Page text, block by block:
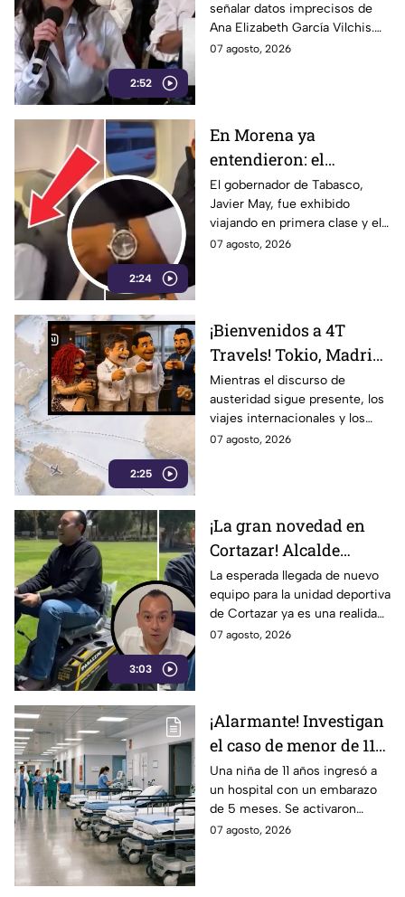
2:52
Reuters respalda a TV
Azteca
señalar datos imprecisos de
Ana Elizabeth García Vilchis.
Estudio de Reuters coloca a
07 agosto, 2026
2:24
En Morena ya
entendieron: el
problema no es viajar
en primera clase… ¡es
que te graben!
El gobernador de Tabasco,
Javier May, fue exhibido
viajando en primera clase y el
tema llegó hasta la dirigencia
07 agosto, 2026
2:25
¡Bienvenidos a 4T
Travels! Tokio, Madrid,
París y vuelos de lujo…
la austeridad puede
esperar
Mientras el discurso de
austeridad sigue presente, los
viajes internacionales y los
vuelos de lujo se convierten en
07 agosto, 2026
3:03
¡La gran novedad en
Cortazar! Alcalde
presume nuevo equipo
para la unidad
deportiva… y era una
podadora
La esperada llegada de nuevo
equipo para la unidad deportiva
de Cortazar ya es una realidad.
El alcalde Mauricio Estefanía
07 agosto, 2026
¡Alarmante! Investigan
el caso de menor de 11
años embarazada; esto
ocurrió
Una niña de 11 años ingresó a
un hospital con un embarazo
de 5 meses. Se activaron
protocolos de salud y las
07 agosto, 2026